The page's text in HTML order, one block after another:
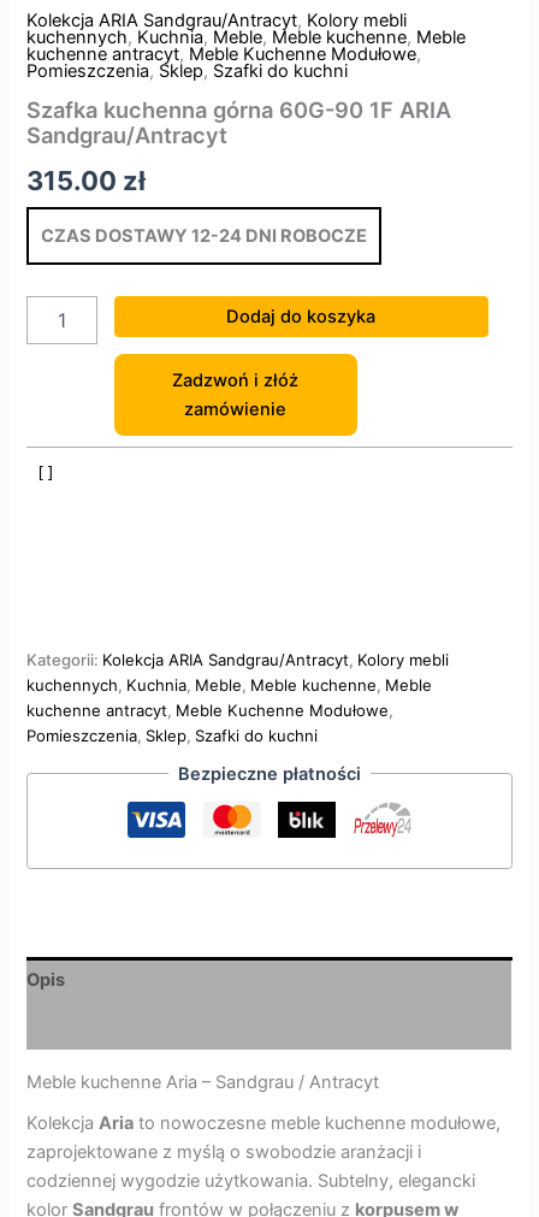
Kolekcja ARIA Sandgrau/Antracyt, Kolory mebli
kuchennych, Kuchnia, Meble, Meble kuchenne, Meble
kuchenne antracyt, Meble Kuchenne Modułowe,
Pomieszczenia, Sklep, Szafki do kuchni
Szafka kuchenna górna 60G-90 1F ARIA
Sandgrau/Antracyt
315.00 zł
CZAS DOSTAWY 12-24 DNI ROBOCZE
Dodaj do koszyka
Zadzwoń i złóż
zamówienie
Kategorii: Kolekcja ARIA Sandgrau/Antracyt, Kolory mebli
kuchennych, Kuchnia, Meble, Meble kuchenne, Meble
kuchenne antracyt, Meble Kuchenne Modułowe,
Pomieszczenia, Sklep, Szafki do kuchni
Bezpieczne płatności
Opis
Meble kuchenne Aria – Sandgrau / Antracyt
KolekcjaAria to nowoczesne meble kuchenne modułowe,
zaprojektowane z myślą o swobodzie aranżacji i
codziennej wygodzie użytkowania. Subtelny, elegancki
kolorSandgrau frontów w połączeniu z korpusem w